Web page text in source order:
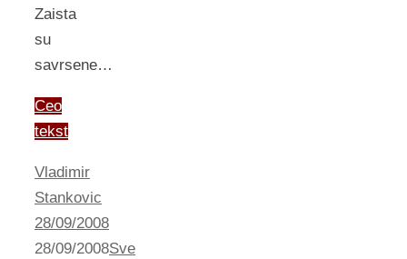
Zaista
su
savrsene…
Ceo
tekst
Vladimir
Stankovic
28/09/2008
28/09/2008Sve